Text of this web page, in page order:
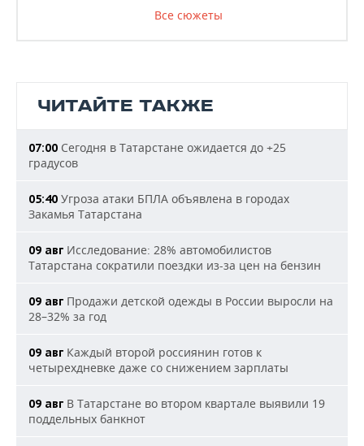
Все сюжеты
ЧИТАЙТЕ ТАКЖЕ
07:00 Сегодня в Татарстане ожидается до +25
градусов
05:40 Угроза атаки БПЛА объявлена в городах
Закамья Татарстана
09 авг Исследование: 28% автомобилистов
Татарстана сократили поездки из-за цен на бензин
09 авг Продажи детской одежды в России выросли на
28–32% за год
09 авг Каждый второй россиянин готов к
четырехдневке даже со снижением зарплаты
09 авг В Татарстане во втором квартале выявили 19
поддельных банкнот